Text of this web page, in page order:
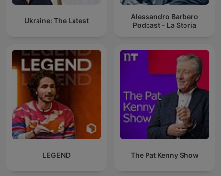
Ukraine: The Latest
Alessandro Barbero
Podcast - La Storia
LEGEND The Pat Kenny Show